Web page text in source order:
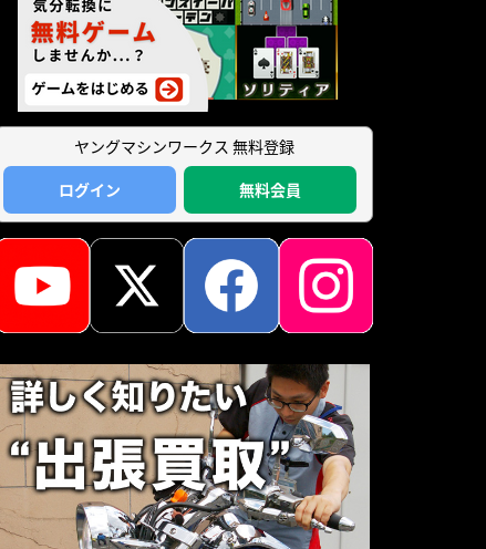
ヤングマシンワークス 無料登録
ログイン
無料会員